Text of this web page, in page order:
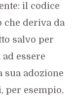
il codice
che deriva da
salvo per
essere
sua adozione
per esempio,